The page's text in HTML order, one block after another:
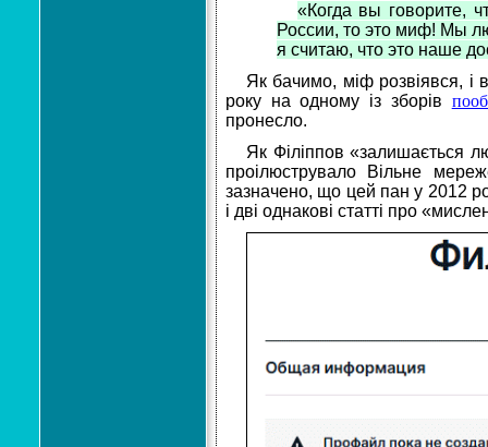
«Когда вы говорите,
России, то это миф! Мы
я считаю, что это наше
Як бачимо, міф розвіявся, і
року на одному із зборів
пронесло.
Як Філіппов «залишається
проілюструвало Вільне
зазначено, що цей пан у 2012
і дві однакові статті про